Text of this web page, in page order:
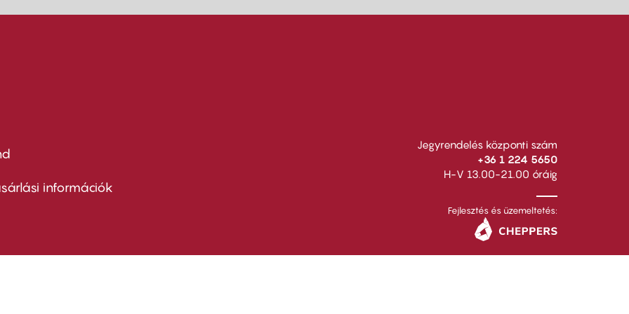
információk
Jegyrendelés központi szám
+36 1 224 5650
H-V 13.00-21.00 óráig
Fejlesztés és üzemeltetés: